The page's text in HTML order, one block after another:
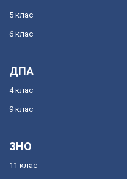
5 клас
6 клас
ДПА
4 клас
9 клас
ЗНО
11 клас